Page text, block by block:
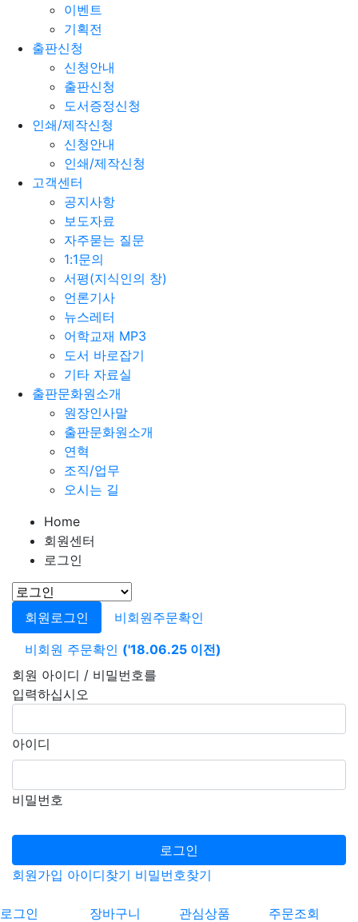
이벤트
기획전
출판신청
신청안내
출판신청
도서증정신청
인쇄/제작신청
신청안내
인쇄/제작신청
고객센터
공지사항
보도자료
자주묻는 질문
1:1문의
서평(지식인의 창)
언론기사
뉴스레터
어학교재 MP3
도서 바로잡기
기타 자료실
출판문화원소개
원장인사말
출판문화원소개
연혁
조직/업무
오시는 길
Home
회원센터
로그인
회원로그인
비회원주문확인
비회원 주문확인 ('18.06.25 이전)
회원 아이디 / 비밀번호를
입력하십시오
아이디
비밀번호
로그인
회원가입 아이디찾기 비밀번호찾기
로그인 장바구니 관심상품
주문조회